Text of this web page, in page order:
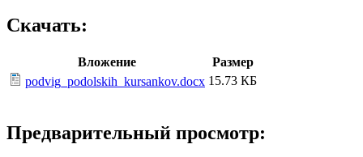
Скачать:
Вложение
Размер
podvig_podolskih_kursankov.docx 15.73 КБ
Предварительный просмотр: